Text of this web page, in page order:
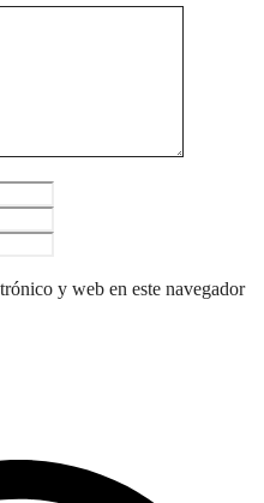
electrónico
y web en este navegador